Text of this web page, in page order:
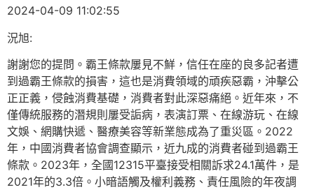
2024-04-09 11:02:55
況旭:
謝謝您的提問。霸王條款屢見不鮮，信任在座的良多記者遭
到過霸王條款的損害，這也是消費領域的頑疾惡霸，沖擊公
正正義，侵蝕消費基礎，消費者對此深惡痛絕。近年來，不
僅傳統服務的潛規則屢受詬病，表演訂票、在線游玩、在線
文娛、網購快遞、醫療美容等新業態成為了重災區。2022
年，中國消費者協會調查顯示，近九成的消費者碰到過霸王
條款。2023年，全國12315平臺接受相關訴求24.1萬件，是
2021年的3.3倍。小暗語觸及權利義務、責任風險的年夜調